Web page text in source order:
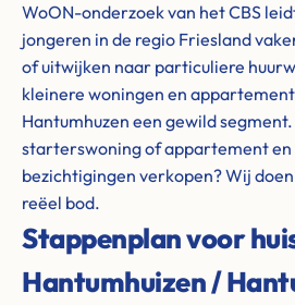
WoON-onderzoek van het CBS
jongeren in de regio Friesland
of uitwijken naar particuliere
kleinere woningen en
Hantumhuzen een gewild
starterswoning of appartement en
bezichtigingen verkopen? Wij
reëel bod.
Stappenplan voor
Hantumhuizen /